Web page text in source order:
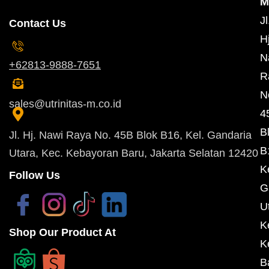
Contact Us
+62813-9888-7651
sales@utrinitas-m.co.id
Jl. Hj. Nawi Raya No. 45B Blok B16, Kel. Gandaria
Utara, Kec. Kebayoran Baru, Jakarta Selatan 12420
Follow Us
Shop Our Product At